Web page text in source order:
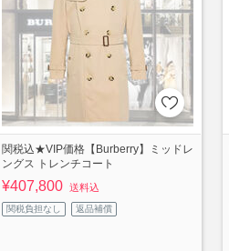
関税込★VIP価格【Burberry】ミッドレ
ングス トレンチコート
¥407,800 送料込
関税負担なし 返品補償